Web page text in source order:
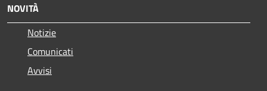
NOVITÀ
Notizie
Comunicati
Avvisi